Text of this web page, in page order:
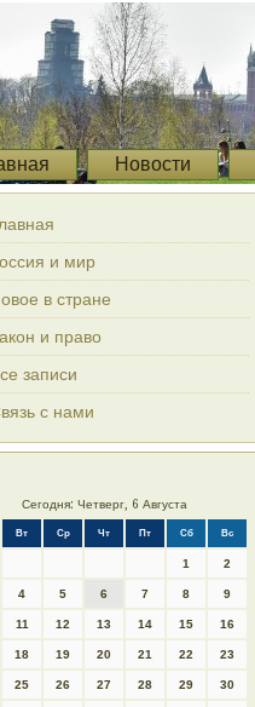
Новости
и мир
в стране
и право
записи
с нами
Сегодня: Четверг, 6 Августа
Вт Ср Чт Пт Сб Вс
1 2
4 5 6 7 8 9
11 12 13 14 15 16
18 19 20 21 22 23
25 26 27 28 29 30